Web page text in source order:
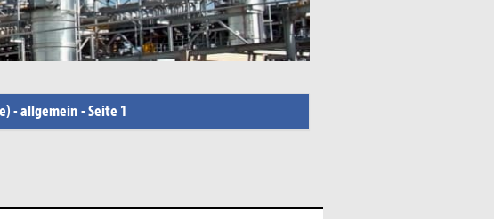
- allgemein-Seite 1